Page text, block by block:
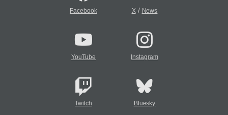
Facebook X/ News
YouTube Instagram
Twitch Bluesky